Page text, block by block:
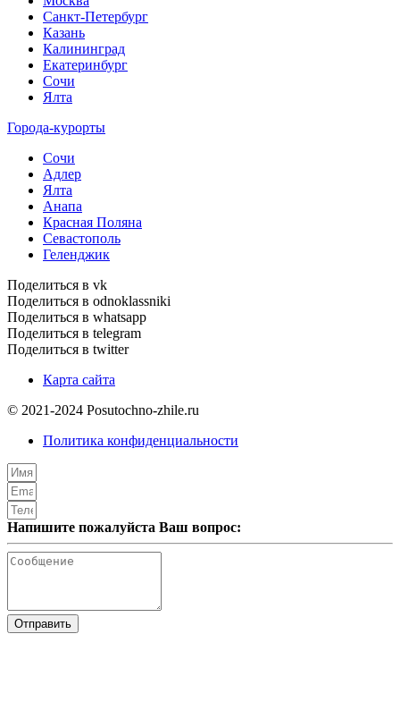
Санкт-Петербург
Казань
Калининград
Екатеринбург
Сочи
Ялта
Города-курорты
Сочи
Адлер
Ялта
Анапа
Красная Поляна
Севастополь
Геленджик
Поделиться в vk
Поделиться в odnoklassniki
Поделиться в whatsapp
Поделиться в telegram
Поделиться в twitter
Карта сайта
© 2021-2024 Posutochno-zhile.ru
Политика конфиденциальности
Напишите пожалуйста Ваш вопрос:
Отправить